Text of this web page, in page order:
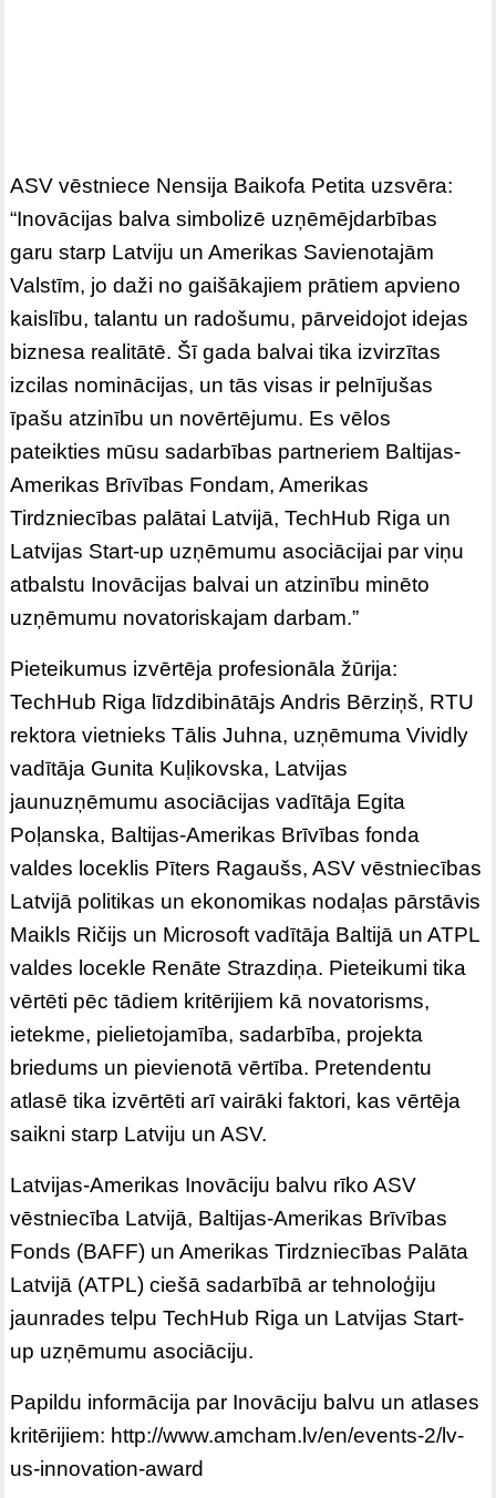
ASV vēstniece Nensija Baikofa Petita uzsvēra:
“Inovācijas balva simbolizē uzņēmējdarbības
garu starp Latviju un Amerikas Savienotajām
Valstīm, jo daži no gaišākajiem prātiem apvieno
kaislību, talantu un radošumu, pārveidojot idejas
biznesa realitātē. Šī gada balvai tika izvirzītas
izcilas nominācijas, un tās visas ir pelnījušas
īpašu atzinību un novērtējumu. Es vēlos
pateikties mūsu sadarbības partneriem Baltijas-
Amerikas Brīvības Fondam, Amerikas
Tirdzniecības palātai Latvijā, TechHub Riga un
Latvijas Start-up uzņēmumu asociācijai par viņu
atbalstu Inovācijas balvai un atzinību minēto
uzņēmumu novatoriskajam darbam.”
Pieteikumus izvērtēja profesionāla žūrija:
TechHub Riga līdzdibinātājs Andris Bērziņš, RTU
rektora vietnieks Tālis Juhna, uzņēmuma Vividly
vadītāja Gunita Kuļikovska, Latvijas
jaunuzņēmumu asociācijas vadītāja Egita
Poļanska, Baltijas-Amerikas Brīvības fonda
valdes loceklis Pīters Ragaušs, ASV vēstniecības
Latvijā politikas un ekonomikas nodaļas pārstāvis
Maikls Ričijs un Microsoft vadītāja Baltijā un ATPL
valdes locekle Renāte Strazdiņa. Pieteikumi tika
vērtēti pēc tādiem kritērijiem kā novatorisms,
ietekme, pielietojamība, sadarbība, projekta
briedums un pievienotā vērtība. Pretendentu
atlasē tika izvērtēti arī vairāki faktori, kas vērtēja
saikni starp Latviju un ASV.
Latvijas-Amerikas Inovāciju balvu rīko ASV
vēstniecība Latvijā, Baltijas-Amerikas Brīvības
Fonds (BAFF) un Amerikas Tirdzniecības Palāta
Latvijā (ATPL) ciešā sadarbībā ar tehnoloģiju
jaunrades telpu TechHub Riga un Latvijas Start-
up uzņēmumu asociāciju.
Papildu informācija par Inovāciju balvu un atlases
kritērijiem: http://www.amcham.lv/en/events-2/lv-
us-innovation-award